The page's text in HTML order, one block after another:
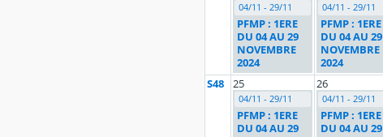
04/11 - 29/11
PFMP : 1ERE
DU 04 AU 29
NOVEMBRE
2024
04/11 - 29/11
PFMP : 1ERE
DU 04 AU 29
NOVEMBRE
2024
S48
25
04/11 - 29/11
PFMP : 1ERE
DU 04 AU 29
26
04/11 - 29/11
PFMP : 1ERE
DU 04 AU 29